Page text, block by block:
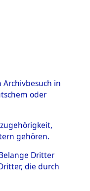
in
oder
gehören.
Dritter
die durch